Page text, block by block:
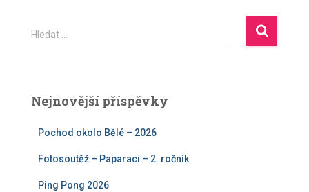
V
y
d
Hledat …
Nejnovější příspěvky
Pochod okolo Bělé – 2026
Fotosoutěž – Paparaci – 2. ročník
Ping Pong 2026